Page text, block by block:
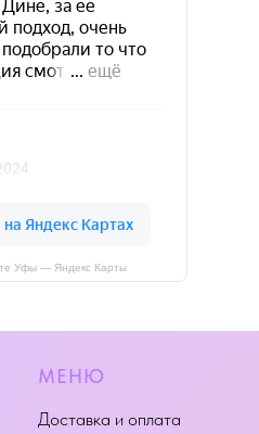
Уфы — Яндекс Карты
МЕНЮ
Доставка и оплата